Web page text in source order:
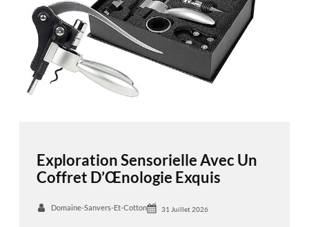
Exploration Sensorielle Avec Un
Coffret D’Œnologie Exquis
Domaine-Sanvers-Et-Cotton 31 Juillet 2026